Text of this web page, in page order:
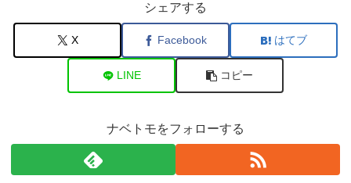
シェアする
X Facebook はてブ
LINE コピー
ナベトモをフォローする